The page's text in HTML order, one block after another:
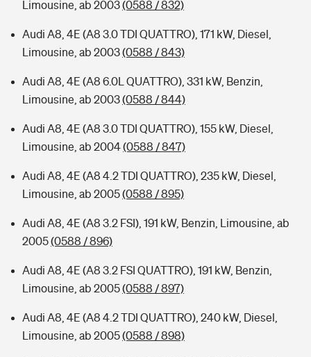
Limousine, ab 2003(0588 / 832)
Audi A8, 4E (A8 3.0 TDI QUATTRO), 171 kW, Diesel,
Limousine, ab 2003(0588 / 843)
Audi A8, 4E (A8 6.0L QUATTRO), 331 kW, Benzin,
Limousine, ab 2003(0588 / 844)
Audi A8, 4E (A8 3.0 TDI QUATTRO), 155 kW, Diesel,
Limousine, ab 2004(0588 / 847)
Audi A8, 4E (A8 4.2 TDI QUATTRO), 235 kW, Diesel,
Limousine, ab 2005(0588 / 895)
Audi A8, 4E (A8 3.2 FSI), 191 kW, Benzin, Limousine, ab
2005(0588 / 896)
Audi A8, 4E (A8 3.2 FSI QUATTRO), 191 kW, Benzin,
Limousine, ab 2005(0588 / 897)
Audi A8, 4E (A8 4.2 TDI QUATTRO), 240 kW, Diesel,
Limousine, ab 2005(0588 / 898)